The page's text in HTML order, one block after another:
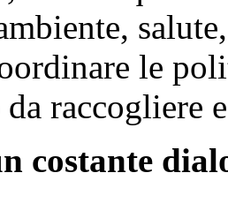
le
da raccogliere
costante